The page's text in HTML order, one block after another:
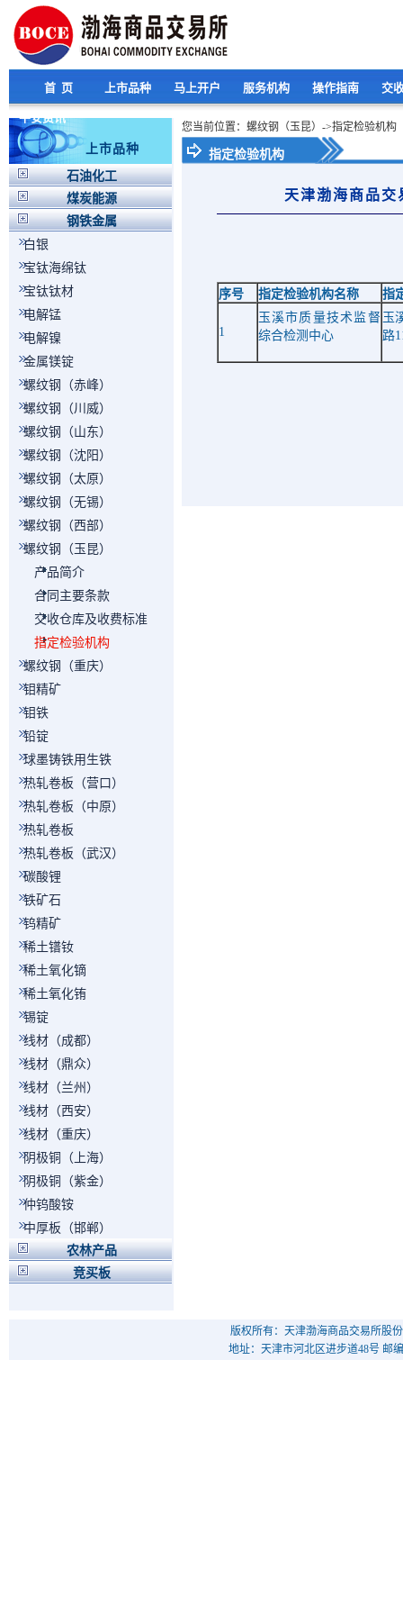
首 页 上市品种 马上开户 服务机构 操作指南 交
平安资讯
上市品种
石油化工
煤炭能源
钢铁金属
白银
宝钛海绵钛
宝钛钛材
电解锰
电解镍
金属镁锭
螺纹钢（赤峰）
螺纹钢（川威）
螺纹钢（山东）
螺纹钢（沈阳）
螺纹钢（太原）
螺纹钢（无锡）
螺纹钢（西部）
螺纹钢（玉昆）
产品简介
合同主要条款
交收仓库及收费标准
指定检验机构
螺纹钢（重庆）
钼精矿
钼铁
铅锭
球墨铸铁用生铁
热轧卷板（营口）
热轧卷板（中原）
热轧卷板
热轧卷板（武汉）
碳酸锂
铁矿石
钨精矿
稀土镨钕
稀土氧化镝
稀土氧化铕
锡锭
线材（成都）
线材（鼎众）
线材（兰州）
线材（西安）
线材（重庆）
阴极铜（上海）
阴极铜（紫金）
仲钨酸铵
中厚板（邯郸）
农林产品
竞买板
您当前位置：螺纹钢（玉昆）->指定检验机构
指定检验机构
天津渤海商品
序号 指定检验机构名称 指
1
玉溪市质量技术监督
综合检测中心
玉
路
版权所有：天津渤海商品交易所股
地址：天津市河北区进步道48号 邮